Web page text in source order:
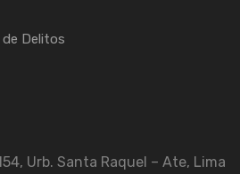
Delitos
Urb. Santa Raquel – Ate, Lima